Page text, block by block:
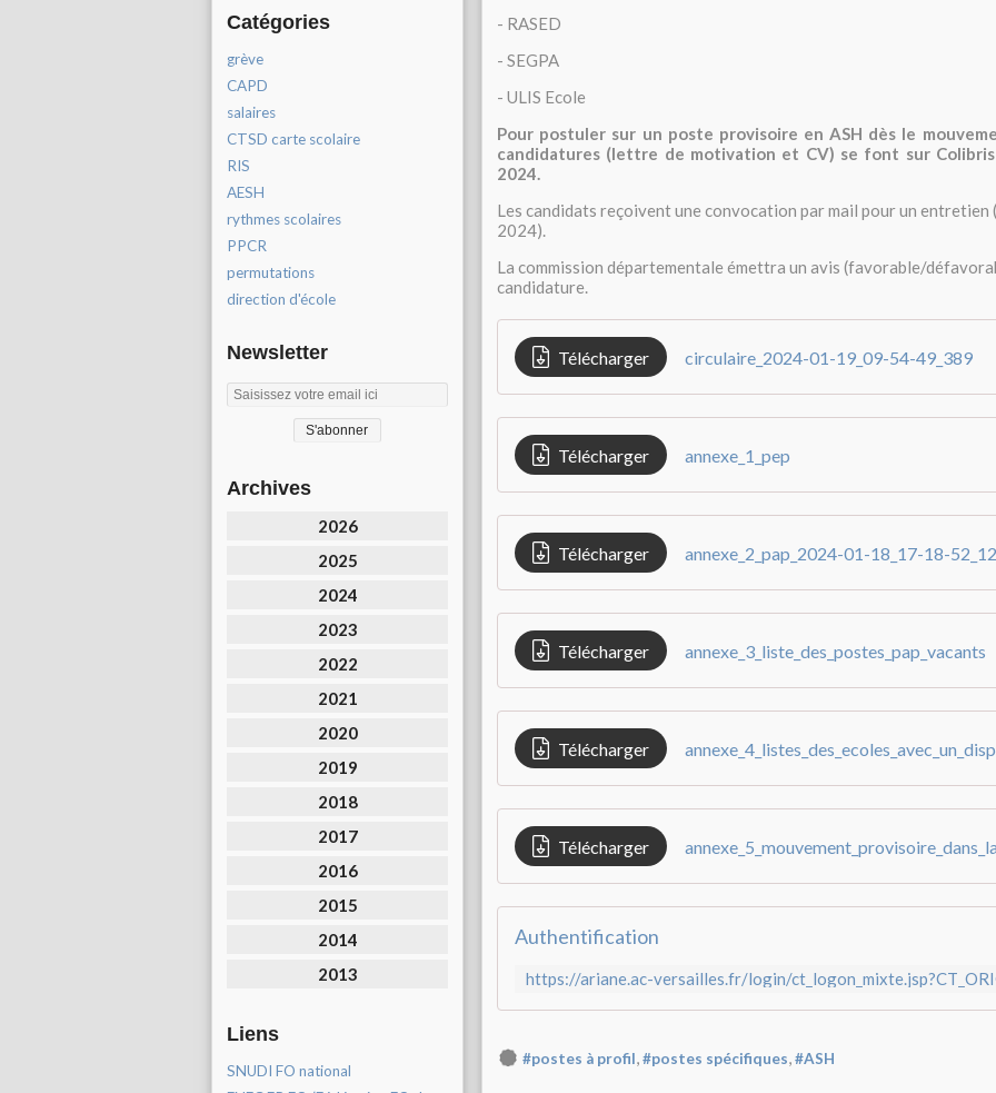
Catégories
grève
CAPD
salaires
CTSD carte scolaire
RIS
AESH
rythmes scolaires
PPCR
permutations
direction d'école
Newsletter
Archives
2026
2025
2024
2023
2022
2021
2020
2019
2018
2017
2016
2015
2014
2013
Liens
SNUDI FO national
- RASED
- SEGPA
- ULIS Ecole
Pour postuler sur un poste provisoire en ASH dès le
candidatures (lettre de motivation et CV) se font sur Colibris
2024.
Les candidats reçoivent une convocation par mail pour un entretien
2024).
La commission départementale émettra un avis (favorable/
candidature.
Télécharger circulaire_2024-01-19_09-54-49_389
Télécharger annexe_1_pep
Télécharger annexe_2_pap_2024-01-18_17-18-
Télécharger annexe_3_liste_des_postes_pap_vacants
Télécharger
Télécharger
Authentification
#postes à profil,#postes spécifiques,#ASH